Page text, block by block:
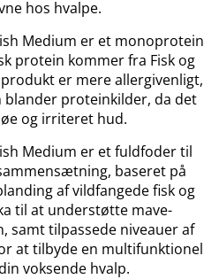
hos hvalpe.
Medium er et monoprotein
protein kommer fra Fisk og
er mere allergivenligt,
proteinkilder, da det
og irriteret hud.
Medium er et fuldfoder til
baseret på
af vildfangede fisk og
til at understøtte mave-
samt tilpassede niveauer af
at tilbyde en multifunktionel
voksende hvalp.